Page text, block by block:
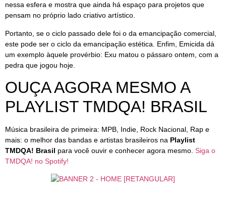
nessa esfera e mostra que ainda há espaço para projetos que
pensam no próprio lado criativo artístico.
Portanto, se o ciclo passado dele foi o da emancipação comercial,
este pode ser o ciclo da emancipação estética. Enfim, Emicida dá
um exemplo àquele provérbio: Exu matou o pássaro ontem, com a
pedra que jogou hoje.
OUÇA AGORA MESMO A
PLAYLIST TMDQA! BRASIL
Música brasileira de primeira: MPB, Indie, Rock Nacional, Rap e
mais: o melhor das bandas e artistas brasileiros na Playlist
TMDQA! Brasil para você ouvir e conhecer agora mesmo. Siga o
TMDQA! no Spotify!